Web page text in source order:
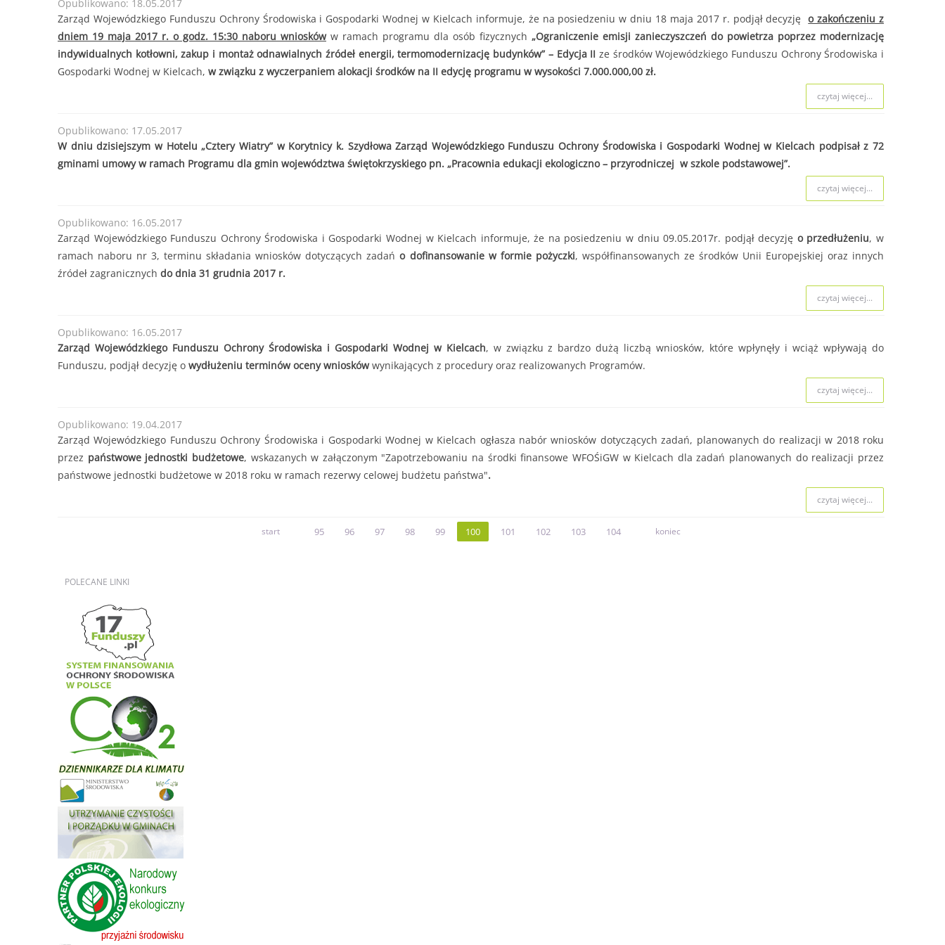
200 000,00 zł
........
Forma dofinansowania:
Termin przyjmowania wniosków:od 30.06.2025 r. do 11.07.2025r. do godziny 15:30
lub do czasu wyczerpania kwoty naboru.
Kwota naboru na 2025r. na zadania bieżące:112 000,00 zł
Maksymalna kwota dofinansowania na jedno przedsięwzięcie objęte wnioskiem nie może przekroczyć
Opublikowano: 18.05.2017
Zarząd Wojewódzkiego Funduszu Ochrony Środowiska i Gospodarki Wodnej w Kielcach informuje, że na posiedzeniu w dniu 18 maja 2017 r. podjął decyzjęo zakończeniu z
dniem 19 maja 2017 r. o godz. 15:30 naboru wnioskóww ramach programu dla osób fizycznych „Ograniczenie emisji zanieczyszczeń do powietrza poprzez modernizację
indywidualnych kotłowni, zakup i montaż odnawialnych źródeł energii, termomodernizację budynków” – Edycja II ze środków Wojewódzkiego Funduszu Ochrony Środowiska i
Gospodarki Wodnej w Kielcach, w związku z wyczerpaniem alokacji środków na II edycję programu w wysokości 7.000.000,00 zł.
czytaj więcej...
Opublikowano: 17.05.2017
W dniu dzisiejszym w Hotelu „Cztery Wiatry” w Korytnicy k. Szydłowa Zarząd Wojewódzkiego Funduszu Ochrony Środowiska i Gospodarki Wodnej w Kielcach podpisał z 72
gminami umowy w ramach Programu dla gmin województwa świętokrzyskiego pn. „Pracownia edukacji ekologiczno – przyrodniczej w szkole podstawowej”.
czytaj więcej...
Opublikowano: 16.05.2017
Zarząd Wojewódzkiego Funduszu Ochrony Środowiska i Gospodarki Wodnej w Kielcach informuje, że na posiedzeniu w dniu 09.05.2017r. podjął decyzję o przedłużeniu, w
ramach naboru nr 3, terminu składania wniosków dotyczących zadańo dofinansowanie w formie pożyczki, współfinansowanych ze środków Unii Europejskiej oraz innych
źródeł zagranicznych do dnia 31 grudnia 2017 r.
czytaj więcej...
Opublikowano: 16.05.2017
Zarząd Wojewódzkiego Funduszu Ochrony Środowiska i Gospodarki Wodnej w Kielcach, w związku z bardzo dużą liczbą wniosków, które wpłynęły i wciąż wpływają do
Funduszu, podjął decyzję o wydłużeniu terminów oceny wnioskówwynikających z procedury oraz realizowanych Programów.
czytaj więcej...
Opublikowano: 19.04.2017
Zarząd Wojewódzkiego Funduszu Ochrony Środowiska i Gospodarki Wodnej w Kielcach ogłasza nabór wniosków dotyczących zadań, planowanych do realizacji w 2018 roku
przez państwowe jednostki budżetowe, wskazanych w załączonym "Zapotrzebowaniu na środki finansowe WFOŚiGW w Kielcach dla zadań planowanych do realizacji przez
państwowe jednostki budżetowe w 2018 roku w ramach rezerwy celowej budżetu państwa".
czytaj więcej...
start 95 96 97 98 99 100 101 102 103 104 koniec
POLECANE LINKI